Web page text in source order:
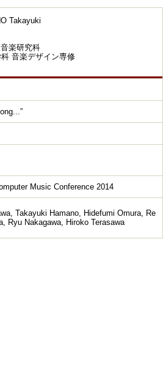
Takayuki
楽研究科
音楽デザイン専修
Music Conference 2014
Takayuki Hamano, Hidefumi Omura, Re
Ryu Nakagawa, Hiroko Terasawa